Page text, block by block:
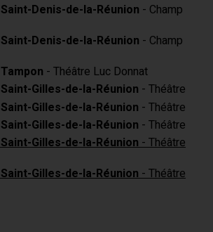
Saint-Denis-de-la-Réunion
Saint-Denis-de-la-Réunion
Tampon - Théâtre Luc Donnat
Saint-Gilles-de-la-Réunion - Théâtre
Saint-Gilles-de-la-Réunion - Théâtre
Saint-Gilles-de-la-Réunion - Théâtre
Saint-Gilles-de-la-Réunion- Théâtre
Saint-Gilles-de-la-Réunion- Théâtre